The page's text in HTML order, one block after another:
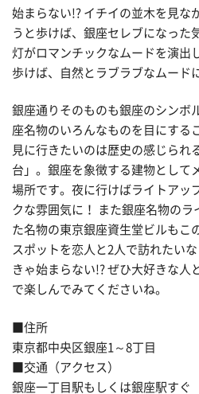
始まらない!? イチイの並木を見な
うと歩けば、銀座セレブになった
灯がロマンチックなムードを演出
歩けば、自然とラブラブなムード
銀座通りそのものも銀座のシンボ
座名物のいろんなものを目にする
見に行きたいのは歴史の感じられ
台」。銀座を象徴する建物として
場所です。夜に行けばライトアッ
クな雰囲気に！ また銀座名物のラ
た名物の東京銀座資生堂ビルもこ
スポットを恋人と2人で訪れたい
きゃ始まらない!? ぜひ大好きな人
で楽しんでみてくださいね。
■住所
東京都中央区銀座1～8丁目
■交通（アクセス）
銀座一丁目駅もしくは銀座駅すぐ